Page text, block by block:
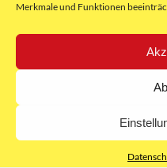
Merkmale und Funktionen
E-Mail